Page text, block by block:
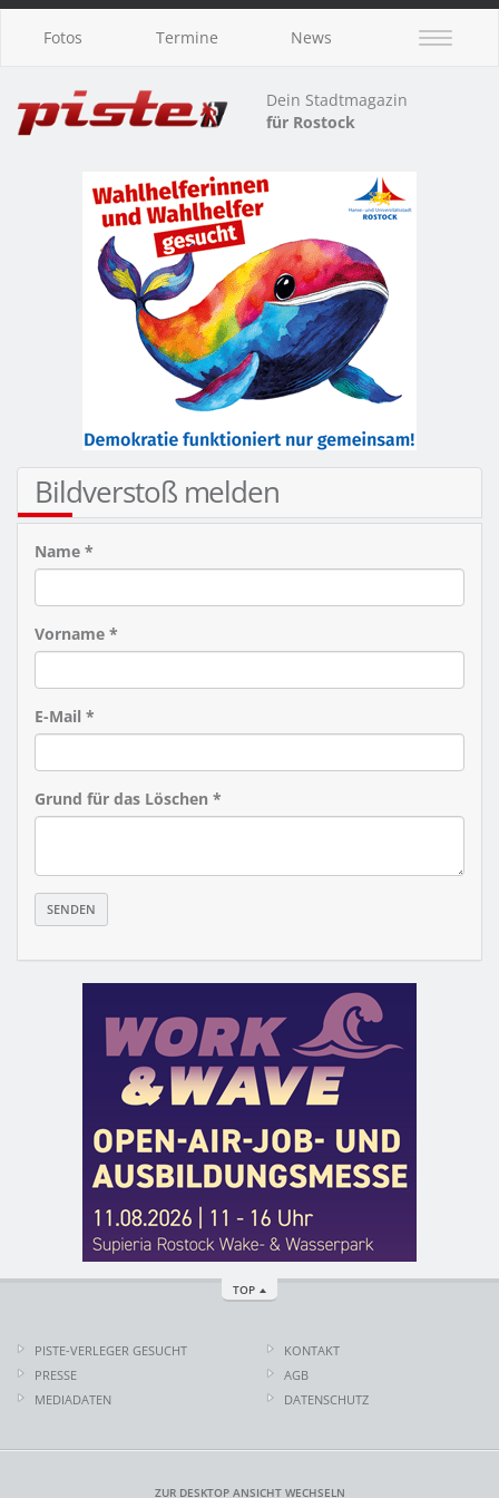
Fotos Termine News
Dein Stadtmagazin
für Rostock
Bildverstoß melden
Name *
Vorname *
E-Mail *
Grund für das Löschen *
TOP
PISTE-VERLEGER GESUCHT
PRESSE
MEDIADATEN
KONTAKT
AGB
DATENSCHUTZ
ZUR DESKTOP ANSICHT WECHSELN